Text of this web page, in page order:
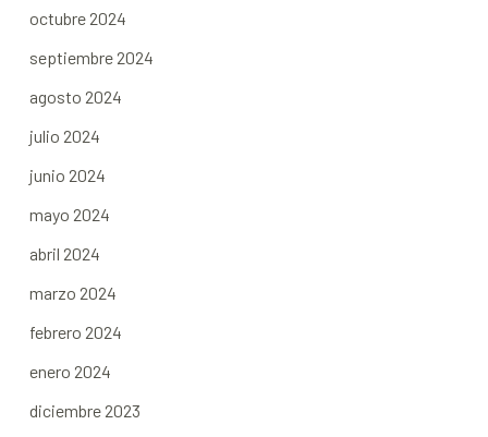
octubre 2024
septiembre 2024
agosto 2024
julio 2024
junio 2024
mayo 2024
abril 2024
marzo 2024
febrero 2024
enero 2024
diciembre 2023